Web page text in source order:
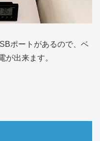
ポートがあるので、ベ
が出来ます。